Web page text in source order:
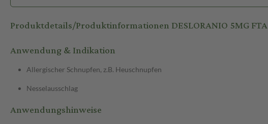
Produktdetails/Produktinformationen DESLORANIO 5MG FTA
Anwendung & Indikation
Allergischer Schnupfen, z.B. Heuschnupfen
Nesselausschlag
Anwendungshinweise